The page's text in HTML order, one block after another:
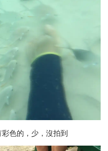
色的，少，沒拍到